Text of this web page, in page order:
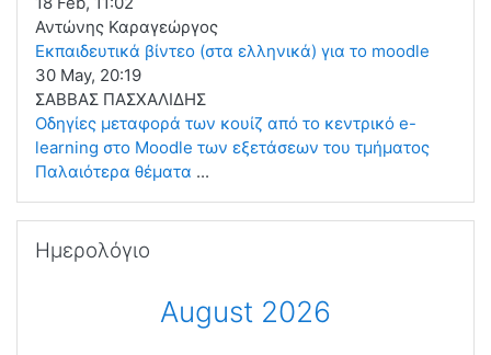
Αντώνης Καραγεώργος
Eκπαιδευτικά βίντεο (στα ελληνικά) για το moodle
30 May, 20:19
ΣΑΒΒΑΣ ΠΑΣΧΑΛΙΔΗΣ
Οδηγίες μεταφορά των κουίζ από το κεντρικό e-
learning στο Moodle των εξετάσεων του τμήματος
Παλαιότερα θέματα ...
Ημερολόγιο
August 2026